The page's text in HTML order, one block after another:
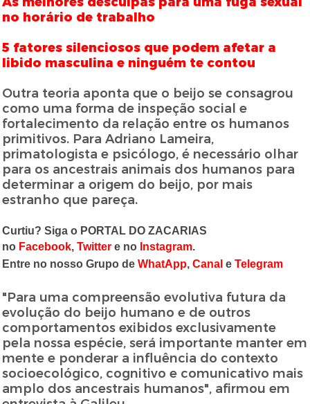
no horário de trabalho
5 fatores silenciosos que podem afetar a
libido masculina e ninguém te contou
Outra teoria aponta que o beijo se consagrou
como uma forma de inspeção social e
fortalecimento da relação entre os humanos
primitivos. Para Adriano Lameira,
primatologista e psicólogo, é necessário olhar
para os ancestrais animais dos humanos para
determinar a origem do beijo, por mais
estranho que pareça.
Curtiu? Siga o PORTAL DO ZACARIAS
no Facebook,Twitter e no Instagram.
Entre no nosso Grupo deWhatApp,Canal eTelegram
"Para uma compreensão evolutiva futura da
evolução do beijo humano e de outros
comportamentos exibidos exclusivamente
pela nossa espécie, será importante manter em
mente e ponderar a influência do contexto
socioecológico, cognitivo e comunicativo mais
amplo dos ancestrais humanos", afirmou em